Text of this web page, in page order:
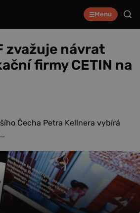
Menu
zvažuje návrat
firmy CETIN na
Čecha Petra Kellnera vybírá